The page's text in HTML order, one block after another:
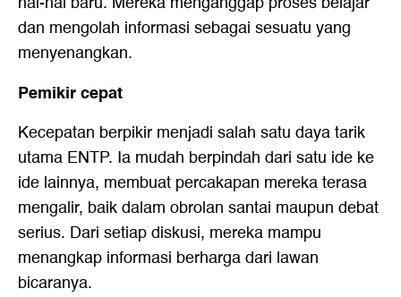
dan mengolah informasi sebagai sesuatu yang
menyenangkan.
Pemikir cepat
Kecepatan berpikir menjadi salah satu daya tarik
utama ENTP. Ia mudah berpindah dari satu ide ke
ide lainnya, membuat percakapan mereka terasa
mengalir, baik dalam obrolan santai maupun debat
serius. Dari setiap diskusi, mereka mampu
menangkap informasi berharga dari lawan
bicaranya.